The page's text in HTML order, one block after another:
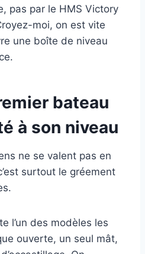
pas par le HMS Victory
moi, on est vite
une boîte de niveau
bateau
à son niveau
ne se valent pas en
surtout le gréement
l’un des modèles les
ouverte, un seul mât,